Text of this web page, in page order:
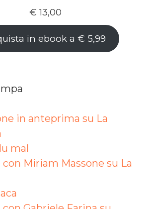
€ 13,00
in ebook a € 5,99
in anteprima su La
mal
con Miriam Massone su La